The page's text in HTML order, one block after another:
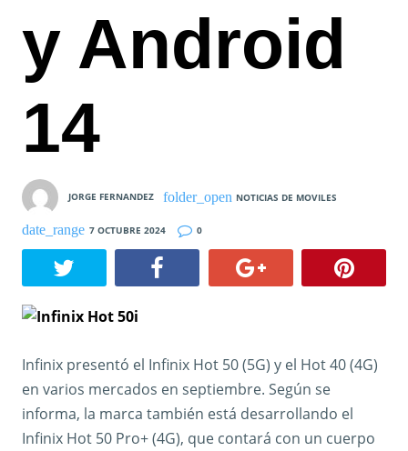
y Android
14
JORGE FERNANDEZ NOTICIAS DE MOVILES
7 OCTUBRE 2024 0
Infinix presentó el Infinix Hot 50 (5G) y el Hot 40 (4G)
en varios mercados en septiembre. Según se
informa, la marca también está desarrollando el
Infinix Hot 50 Pro+ (4G), que contará con un cuerpo